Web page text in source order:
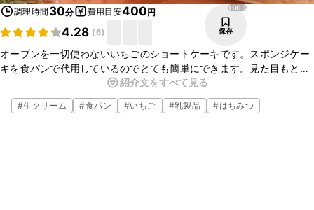
調理時間 30分 費用目安400円
4.28 (6)
1903
保存
オーブンを一切使わないいちごのショートケーキです。スポンジケー
キを食パンで代用しているのでとても簡単にできます。見た目もとっ
てもきれいで、お誕生日会や自宅で女子会などに喜ばれます。火を使
わないのでお子様と一緒に作っても安心です。
紹介文をすべて見る
#生クリーム #食パン #いちご #乳製品 #はちみつ